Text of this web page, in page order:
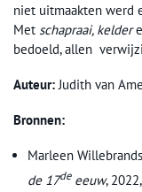
niet uitmaakten werd
Met schapraai, kelder
bedoeld, allen
Auteur:Judith van
Bronnen:
Marleen
de 17deeeuw,